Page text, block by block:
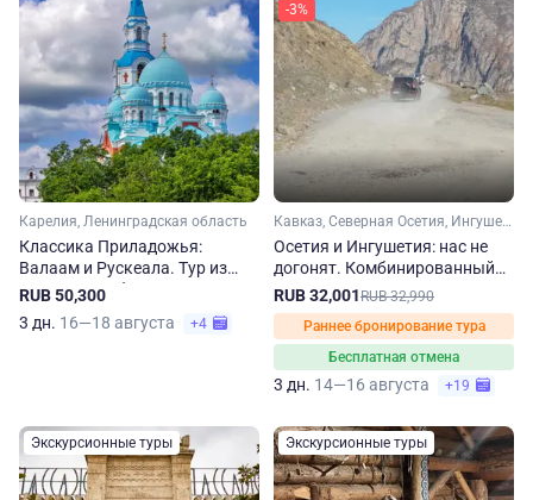
Карелия, Ленинградская область
Классика Приладожья:
Валаам и Рускеала. Тур из
Санкт-Петербурга
RUB 50,300
3 дн. 16—18 августа +4
-3%
Кавказ, Северная Осетия, Ингушетия
Осетия и Ингушетия: нас не
догонят. Комбинированный
джип-тур на 3 дня
RUB 32,001RUB 32,990
Раннее бронирование тура
Бесплатная отмена
3 дн. 14—16 августа +19
Экскурсионные туры Экскурсионные туры